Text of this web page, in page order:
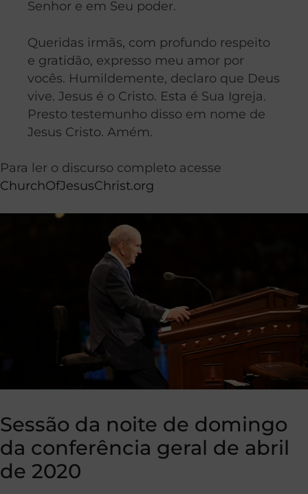
Senhor e em Seu poder.
Queridas irmãs, com profundo respeito
e gratidão, expresso meu amor por
vocês. Humildemente, declaro que Deus
vive. Jesus é o Cristo. Esta é Sua Igreja.
Presto testemunho disso em nome de
Jesus Cristo. Amém.
Para ler o discurso completo acesse
ChurchOfJesusChrist.org
Sessão da noite de domingo
da conferência geral de abril
de 2020